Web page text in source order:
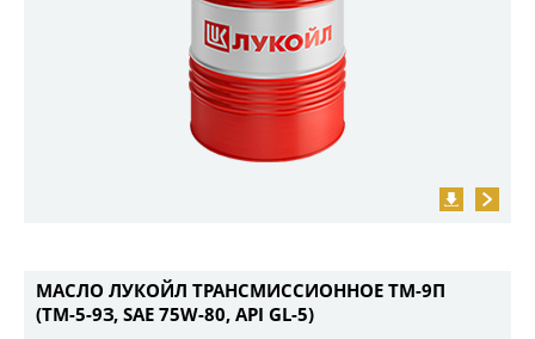
МАСЛО ЛУКОЙЛ ТРАНСМИССИОННОЕ ТМ-9П
(ТМ-5-9З, SAE 75W-80, API GL-5)